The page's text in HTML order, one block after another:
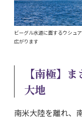
ビーグル水道に面するウシュ
広がります
【南極】
大地
南米大陸を離れ、